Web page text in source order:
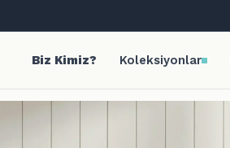
Biz Kimiz? Koleksiyonlar